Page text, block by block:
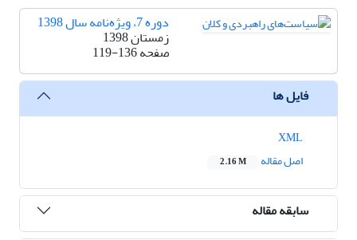
دوره 7، ویژه‌نامه سال 1398
زمستان 1398
صفحه119-136
فایل ها
اصل مقاله
2.16 M
سابقه مقاله